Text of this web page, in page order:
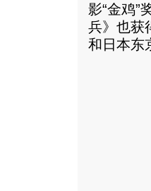
影“金鸡”
兵》也获
和日本东